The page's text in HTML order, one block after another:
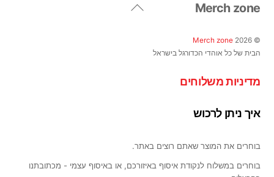
את
המוצר
Back
Merch zone
©
Merch zone2026
הבית של כל אוהדי הכדורגל בישראל
מדיניות משלוחים
איך ניתן לרכוש
בוחרים את המוצר שאתם רוצים באתר.
בוחרים במשלוח לנקודת איסוף באיזורכם, או באיסוף עצמי - מכתובתנו